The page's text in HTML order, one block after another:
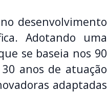
desenvolvimento
Adotando uma
se baseia nos 90
anos de atuação
adaptadas